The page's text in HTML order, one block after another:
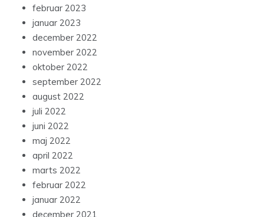
februar 2023
januar 2023
december 2022
november 2022
oktober 2022
september 2022
august 2022
juli 2022
juni 2022
maj 2022
april 2022
marts 2022
februar 2022
januar 2022
december 2021